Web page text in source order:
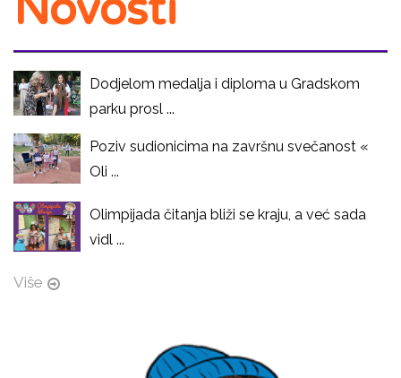
Dodjelom medalja i diploma u Gradskom
parku prosl ...
Poziv sudionicima na završnu svečanost «
Oli ...
Olimpijada čitanja bliži se kraju, a već sada
vidl ...
Više